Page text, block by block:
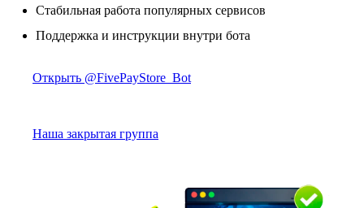
Стабильная работа популярных сервисов
Поддержка и инструкции внутри бота
Открыть @FivePayStore_Bot
Наша закрытая группа